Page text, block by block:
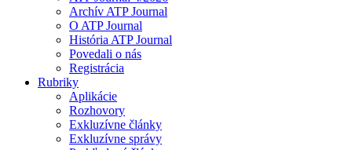
Archív ATP Journal
O ATP Journal
História ATP Journal
Povedali o nás
Registrácia
Rubriky
Aplikácie
Rozhovory
Exkluzívne články
Exkluzívne správy